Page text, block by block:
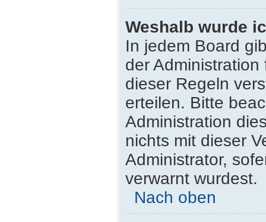
Weshalb wurde
In jedem Board
der
dieser Regeln
erteilen. Bitte
Administration
nichts mit dieser
Administrator,
verwarnt wurdest.
Nach oben